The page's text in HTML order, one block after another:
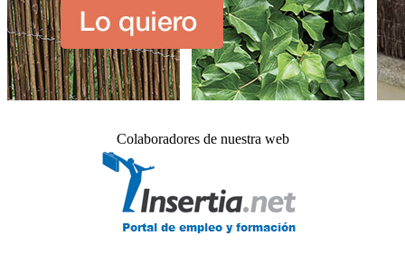
Colaboradores de nuestra web